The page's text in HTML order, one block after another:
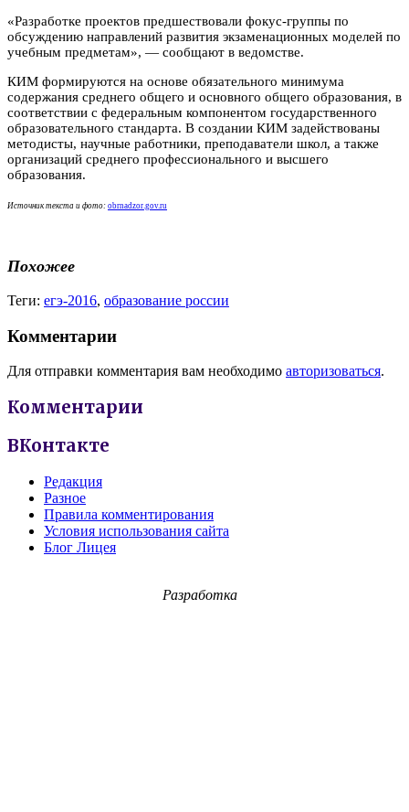
«Разработке проектов предшествовали фокус-группы по
обсуждению направлений развития экзаменационных моделей по
учебным предметам», — сообщают в ведомстве.
КИМ формируются на основе обязательного минимума
содержания среднего общего и основного общего образования, в
соответствии с федеральным компонентом государственного
образовательного стандарта. В создании КИМ задействованы
методисты, научные работники, преподаватели школ, а также
организаций среднего профессионального и высшего
образования.
Источник текста и фото: obrnadzor.gov.ru
Похожее
Теги: егэ-2016, образование россии
Комментарии
Для отправки комментария вам необходимо авторизоваться.
Комментарии
ВКонтакте
Редакция
Разное
Правила комментирования
Условия использования сайта
Блог Лицея
Разработка